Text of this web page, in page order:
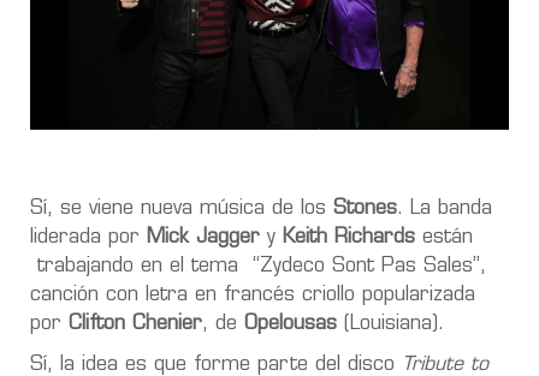
Sí, se viene nueva música de los Stones. La banda
liderada por
Mick Jagger y Keith Richards están
trabajando en el tema “Zydeco Sont Pas Sales”,
canción con letra en francés criollo popularizada
por Clifton Chenier, de Opelousas (Louisiana).
Sí, la idea es que forme parte del disco
Tribute to